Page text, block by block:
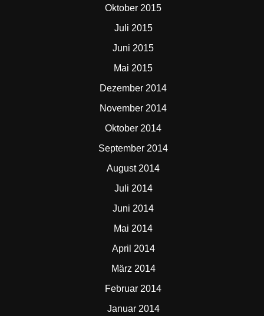
Oktober 2015
Juli 2015
Juni 2015
Mai 2015
Dezember 2014
November 2014
Oktober 2014
September 2014
August 2014
Juli 2014
Juni 2014
Mai 2014
April 2014
März 2014
Februar 2014
Januar 2014